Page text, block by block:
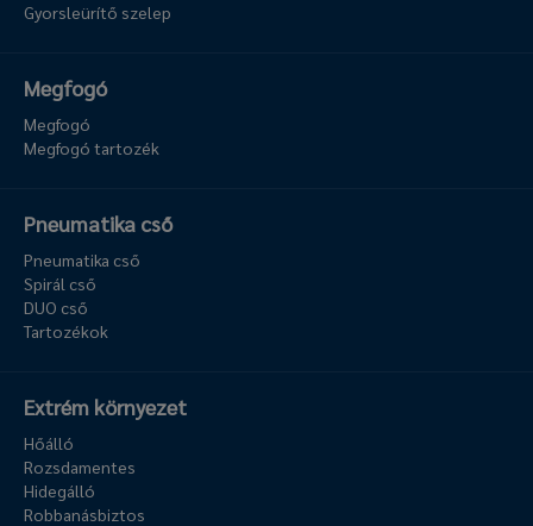
Gyorsleürítő szelep
Megfogó
Megfogó
Megfogó tartozék
Pneumatika cső
Pneumatika cső
Spirál cső
DUO cső
Tartozékok
Extrém környezet
Hőálló
Rozsdamentes
Hidegálló
Robbanásbiztos